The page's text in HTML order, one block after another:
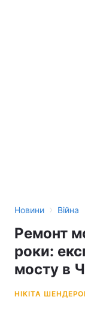
Новини › Війна
Ремонт
роки:
мосту в
НІКІТА